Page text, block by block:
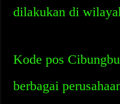
dilakukan di
Kode pos
berbagai